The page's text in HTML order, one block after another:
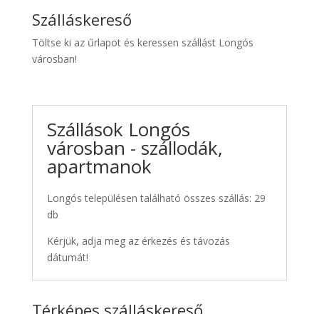
Kiwi
Taxi
Szálláskereső
Töltse ki az űrlapot és keressen szállást Longós
városban!
Szállások Longós
városban - szállodák,
apartmanok
Longós településen található összes szállás: 29
db
Kérjük, adja meg az érkezés és távozás
dátumát!
Térképes szálláskereső